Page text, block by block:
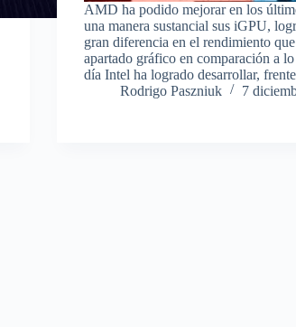
AMD ha podido mejorar en los
una manera sustancial sus iGPU,
gran diferencia en el rendimiento
apartado gráfico en comparación a
día Intel ha logrado desarrollar,
Rodrigo Paszniuk
7